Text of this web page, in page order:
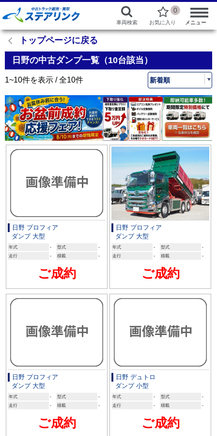
車両検索
0
お気に入り メニュー
トップページに戻る
日野の中古ダンプ一覧（10台該当）
1~10件を表示 / 全10件
日野 プロフィア
ダンプ 大型
年式 - 型式
-
走行
- 積載 -
ご成約
日野 プロフィア
ダンプ 大型
年式 - 型式
-
走行
- 積載 -
ご成約
日野 プロフィア
ダンプ 大型
年式 - 型式
-
走行
- 積載 -
ご成約
日野 デュトロ
ダンプ 小型
年式 - 型式
-
走行
- 積載 -
ご成約